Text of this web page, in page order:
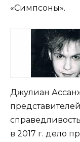
«Симпсоны».
Джулиан
в 2017 г. дело